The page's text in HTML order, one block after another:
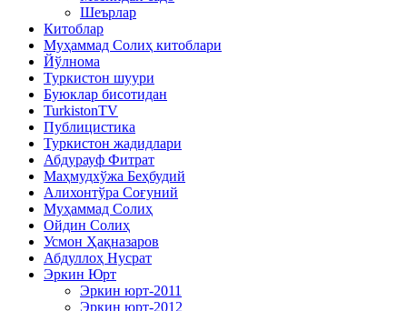
Шеърлар
Китоблар
Муҳаммад Солиҳ китоблари
Йўлнома
Туркистон шуури
Буюклар бисотидан
TurkistonTV
Публицистика
Туркистон жадидлари
Абдурауф Фитрат
Маҳмудхўжа Беҳбудий
Алихонтўра Соғуний
Муҳаммад Солиҳ
Ойдин Солиҳ
Усмон Ҳақназаров
Абдуллоҳ Нусрат
Эркин Юрт
Эркин юрт-2011
Эркин юрт-2012